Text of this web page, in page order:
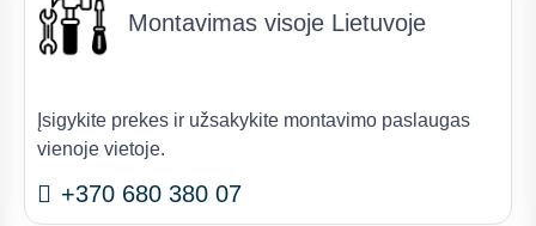
Montavimas visoje Lietuvoje
Įsigykite prekes ir užsakykite montavimo paslaugas
vienoje vietoje.
+370 680 380 07